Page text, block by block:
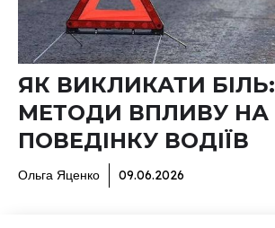
ЯК ВИКЛИКАТИ БІЛЬ:
МЕТОДИ ВПЛИВУ НА
ПОВЕДІНКУ ВОДІЇВ
Ольга Яценко 09.06.2026